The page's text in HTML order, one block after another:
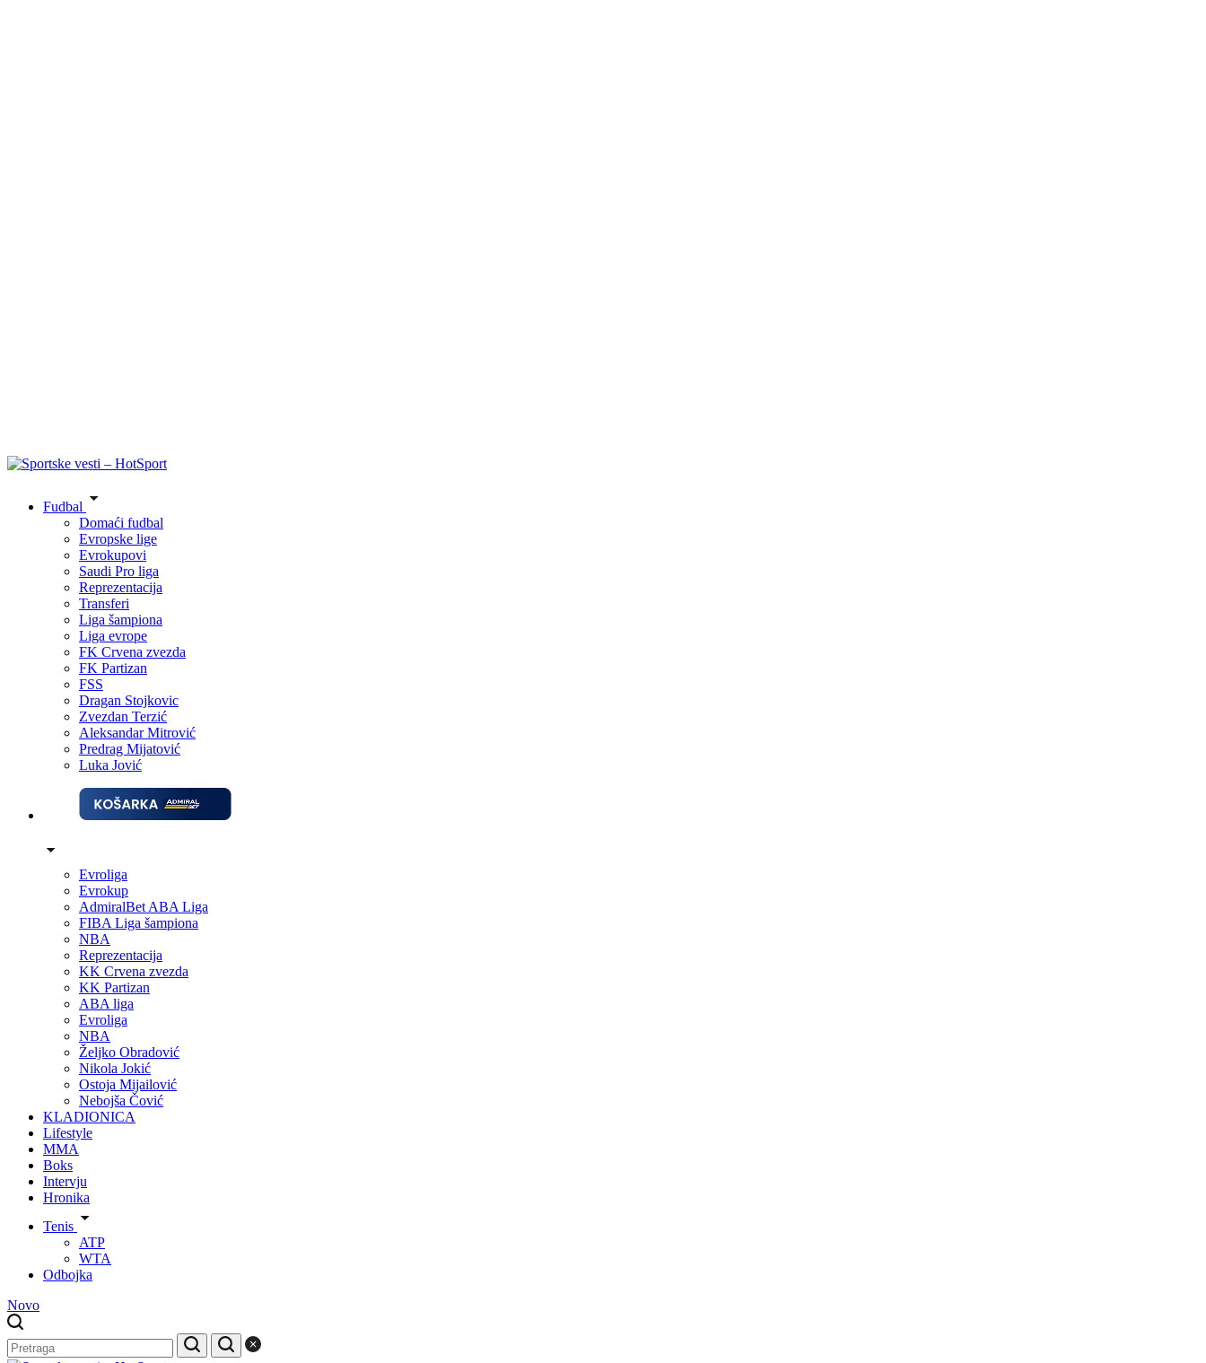
Fudbal
Domaći fudbal
Evropske lige
Evrokupovi
Saudi Pro liga
Reprezentacija
Transferi
Liga šampiona
Liga evrope
FK Crvena zvezda
FK Partizan
FSS
Dragan Stojkovic
Zvezdan Terzić
Aleksandar Mitrović
Predrag Mijatović
Luka Jović
Evroliga
Evrokup
AdmiralBet ABA Liga
FIBA Liga šampiona
NBA
Reprezentacija
KK Crvena zvezda
KK Partizan
ABA liga
Evroliga
NBA
Željko Obradović
Nikola Jokić
Ostoja Mijailović
Nebojša Čović
KLADIONICA
Lifestyle
MMA
Boks
Intervju
Hronika
Tenis
ATP
WTA
Odbojka
Novo